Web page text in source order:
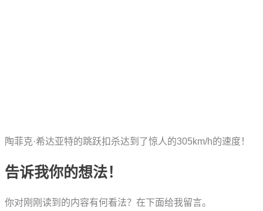
陶菲克·希达亚特的跳跃扣杀达到了惊人的305km/h的速度！
告诉我你的想法！
你对刚刚读到的内容有何看法？在下面给我留言。